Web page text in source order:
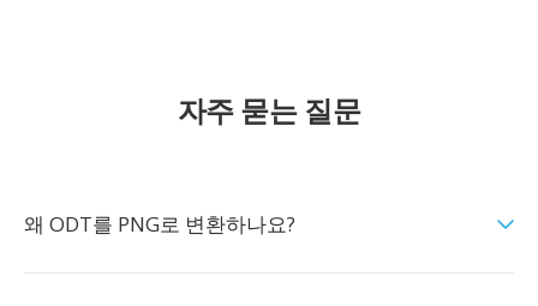
자주 묻는 질문
왜 ODT를 PNG로 변환하나요?